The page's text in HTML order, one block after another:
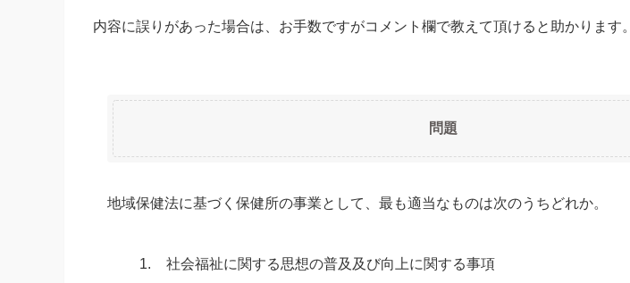
内容に誤りがあった場合は、お手数ですがコメント欄で教えて頂けると助かります。
問題
地域保健法に基づく保健所の事業として、最も適当なものは次のうちどれか。
1. 社会福祉に関する思想の普及及び向上に関する事項